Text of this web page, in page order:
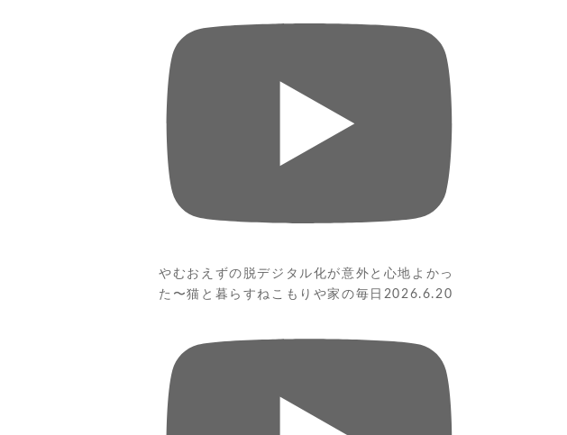
やむおえずの脱デジタル化が意外と心地よかっ
た〜猫と暮らすねこもりや家の毎日2026.6.20